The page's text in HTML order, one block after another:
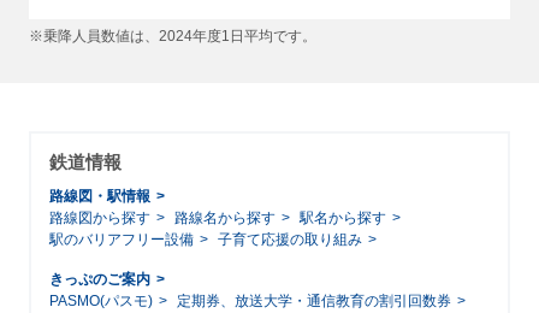
※乗降人員数値は、2024年度1日平均です。
鉄道情報
路線図・駅情報
路線図から探す
路線名から探す
駅名から探す
駅のバリアフリー設備
子育て応援の取り組み
きっぷのご案内
PASMO(パスモ)
定期券、放送大学・通信教育の割引回数券